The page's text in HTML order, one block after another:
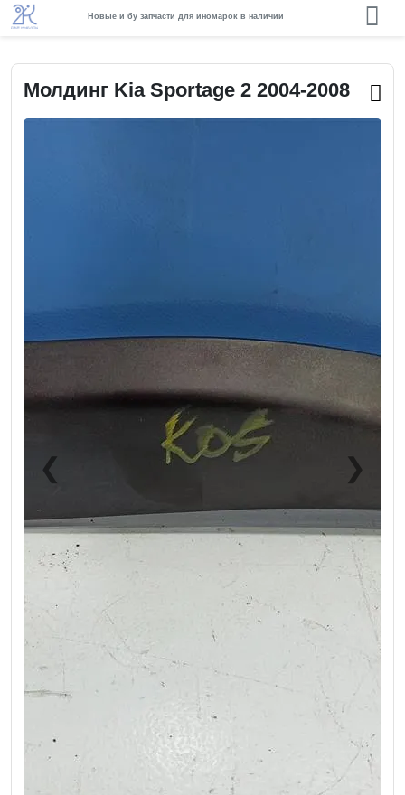
Новые и бу запчасти для иномарок в наличии
Молдинг Kia Sportage 2 2004-2008
❮Previous ❯Next